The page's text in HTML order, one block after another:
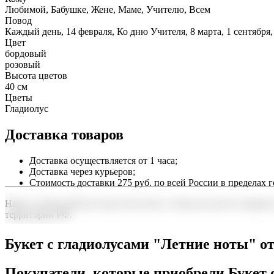
Любимой, Бабушке, Жене, Маме, Учителю, Всем
Повод
Каждый день, 14 февраля, Ко дню Учителя, 8 марта, 1
Цвет
бордовый
розовый
Высота цветов
40 см
Цветы
Гладиолус
Доставка товаров
Доставка осуществляется от 1 часа;
Доставка через курьеров;
Стоимость доставки 275 руб. по всей России в пределах
Наша служба работает круглосуточно, чтобы вы могли
территории РФ.
точность до минуты. Выбирайте, где купить и сколько стоит
Букет с гладиолусами "Летние ноты"